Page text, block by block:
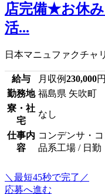
店完備★お休
活...
日本マニュファクチャ
給与 月収例230,000円
勤務地 福島県 矢吹町
寮・社
宅
なし
仕事内
容
コンデンサ・
品系工場 / 日勤
＼最短45秒で完了／
応募へ進む